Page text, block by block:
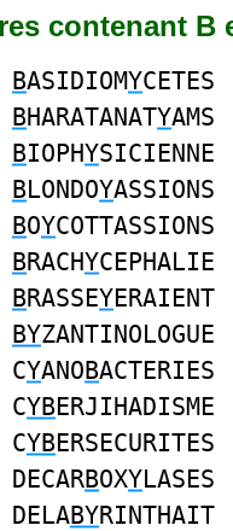
contenant B
BASIDIOMYCETES
BHARATANATYAMS
BIOPHYSICIENNE
BLONDOYASSIONS
BOYCOTTASSIONS
BRACHYCEPHALIE
BRASSEYERAIENT
BYZANTINOLOGUE
CYANOBACTERIES
CYBERJIHADISME
CYBERSECURITES
BOXYLASES
BYRINTHAIT